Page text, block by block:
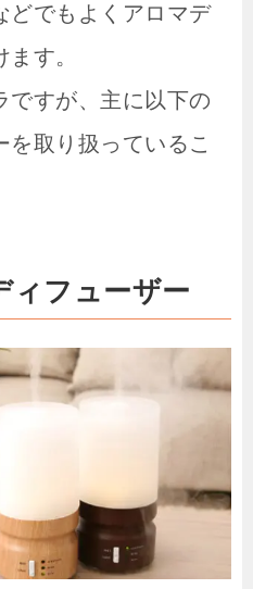
どでもよくアロマデ
す。
ですが、主に以下の
を取り扱っているこ
ィフューザー